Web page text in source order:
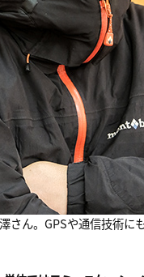
さん。GPSや通信技術に